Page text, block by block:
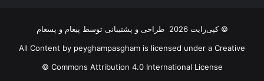
© کپی‌رایت 2026 طراحی و پشتیبانی توسط پیغام و پسغام
All Content by peyghampasgham is licensed under a Creative
Commons Attribution 4.0 International License ©️